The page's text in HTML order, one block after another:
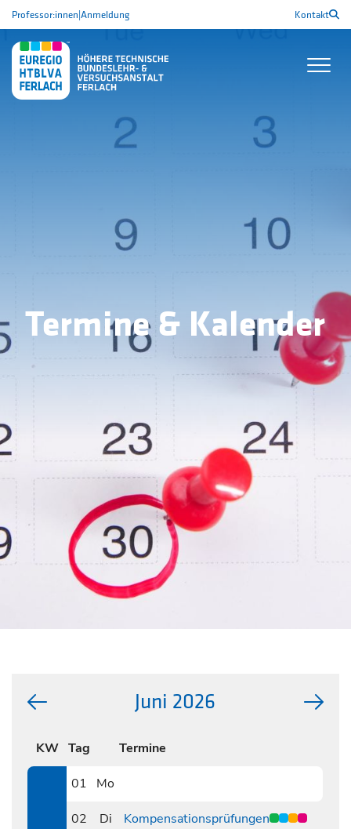
Professor:innen|Anmeldung Kontakt
Termine & Kalender
Juni 2026
KW Tag Termine
01
Mo
02
Di Kompensationsprüfungen